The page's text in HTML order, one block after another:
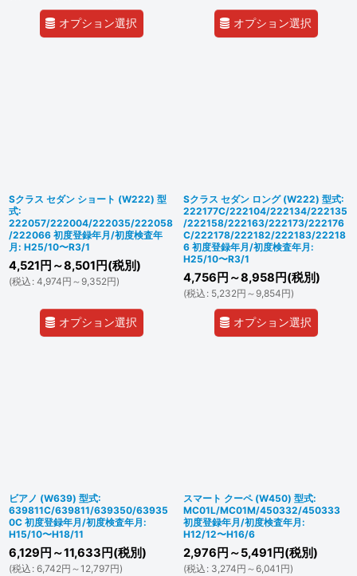
オプション選択 オプション選択
Sクラス セダン ショート (W222) 型
式:
222057/222004/222035/222058
/222066 初度登録年月/初度検査年
月: H25/10〜R3/1
4,521 円 ～8,501 円(税別)
(税込 : 4,974円 ～9,352円)
オプション選択
Sクラス セダン ロング (W222) 型式:
222177C/222104/222134/222135
/222158/222163/222173/222176
C/222178/222182/222183/22218
6 初度登録年月/初度検査年月:
H25/10〜R3/1
4,756 円 ～8,958 円(税別)
(税込 : 5,232円 ～9,854円)
オプション選択
ビアノ (W639) 型式:
639811C/639811/639350/63935
0C 初度登録年月/初度検査年月:
H15/10〜H18/11
6,129 円 ～11,633 円(税別)
(税込 : 6,742円 ～12,797円)
スマート クーペ (W450) 型式:
MC01L/MC01M/450332/450333
初度登録年月/初度検査年月:
H12/12〜H16/6
2,976 円 ～5,491 円(税別)
(税込 : 3,274円 ～6,041 円)